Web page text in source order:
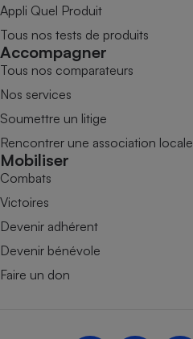
Appli Quel Produit
Tous nos tests de produits
Accompagner
Tous nos comparateurs
Nos services
Soumettre un litige
Rencontrer une association locale
Mobiliser
Combats
Victoires
Devenir adhérent
Devenir bénévole
Faire un don